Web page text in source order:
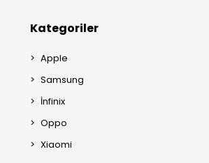
Kategoriler
Apple
Samsung
İnfinix
Oppo
Xiaomi